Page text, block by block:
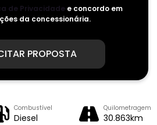
de Privacidade e concordo em
da concessionária.
PROPOSTA
Combustível
Diesel
Quilometragem
30.863km